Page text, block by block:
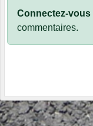
Connectez-vous
commentaires.